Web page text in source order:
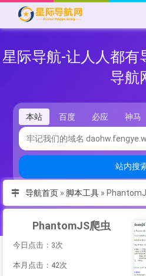
星际导航-让人人都有
导航
本站 百度 必应 神马
站内搜
导航首页 » 脚本工具 »
PhantomJS爬虫
今日点击：3次
本月点击：42次